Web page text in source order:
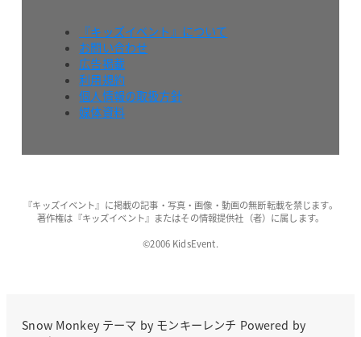
『キッズイベント』について
お問い合わせ
広告掲載
利用規約
個人情報の取扱方針
媒体資料
『キッズイベント』に掲載の記事・写真・画像・動画の無断転載を禁じます。
著作権は『キッズイベント』またはその情報提供社（者）に属します。
©2006 KidsEvent.
Snow Monkeyテーマ by モンキーレンチ Powered by